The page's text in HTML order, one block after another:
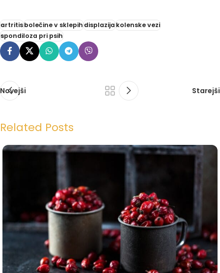
artritisbolečine v sklepihdisplazijakolenske vezi
spondiloza pri psih
Novejši Starejši
Related Posts